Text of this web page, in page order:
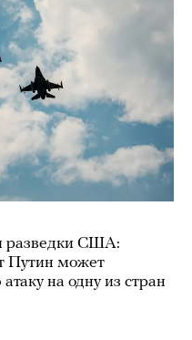
разведки США:
Путин может
на одну из стран